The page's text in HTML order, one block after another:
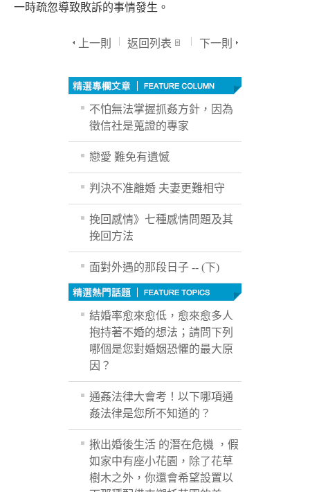
一時疏忽導致敗訴的事情發生。
上一則 返回列表 下一則
不怕無法掌握抓姦方針，因為
徵信社是蒐證的專家
戀愛 難免有遺憾
判決不准離婚 夫妻更難相守
挽回感情》七種感情問題及其
挽回方法
面對外遇的那段日子 -- (下)
結婚率愈來愈低，愈來愈多人
抱持著不婚的想法；請問下列
哪個是您對婚姻恐懼的最大原
因？
通姦法律大會考！以下哪項通
姦法律是您所不知道的？
揪出婚後生活 的潛在危機 ，假
如家中有座小花園，除了花草
樹木之外，你還會希望設置以